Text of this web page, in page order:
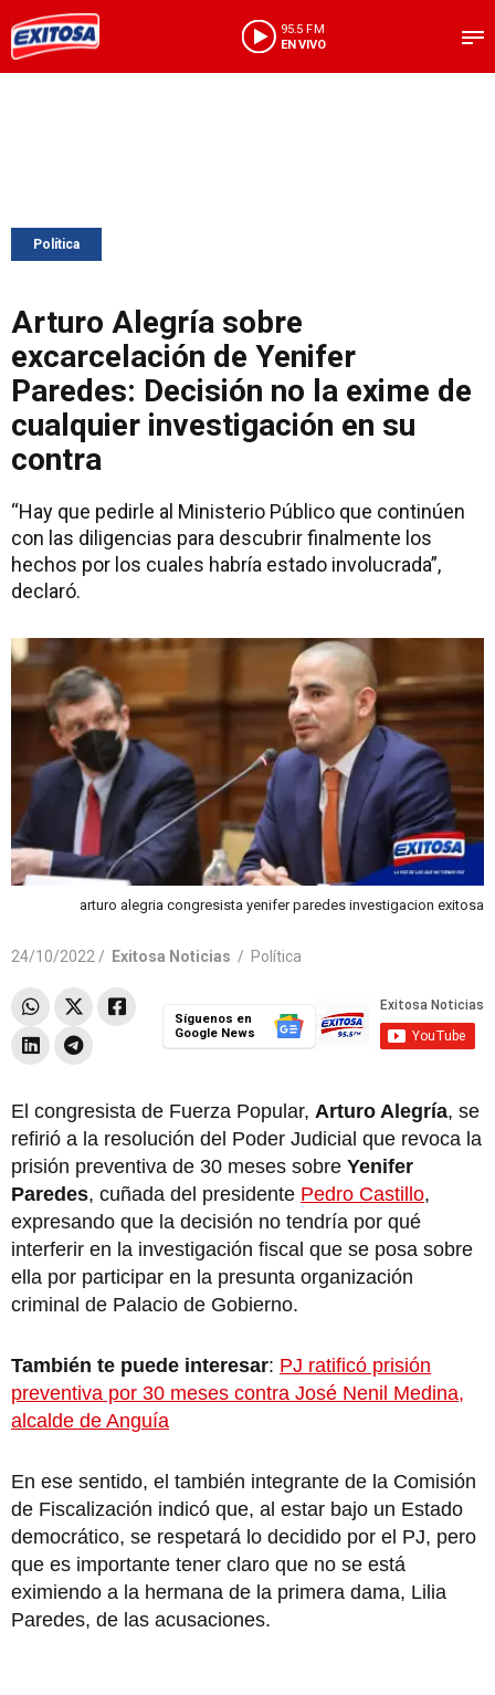
95.5 FM
EN VIVO
Política
Arturo Alegría sobre
excarcelación de Yenifer
Paredes: Decisión no la exime de
cualquier investigación en su
contra
“Hay que pedirle al Ministerio Público que continúen
con las diligencias para descubrir finalmente los
hechos por los cuales habría estado involucrada”,
declaró.
arturo alegria congresista yenifer paredes investigacion exitosa
24/10/2022 / Exitosa Noticias / Política
Síguenos en
Google News
El congresista de Fuerza Popular, Arturo Alegría, se
refirió a la resolución del Poder Judicial que revoca la
prisión preventiva de 30 meses sobre Yenifer
Paredes, cuñada del presidente Pedro Castillo,
expresando que la decisión no tendría por qué
interferir en la investigación fiscal que se posa sobre
ella por participar en la presunta organización
criminal de Palacio de Gobierno.
También te puede interesar: PJ ratificó prisión
preventiva por 30 meses contra José Nenil Medina,
alcalde de Anguía
En ese sentido, el también integrante de la Comisión
de Fiscalización indicó que, al estar bajo un Estado
democrático, se respetará lo decidido por el PJ, pero
que es importante tener claro que no se está
eximiendo a la hermana de la primera dama, Lilia
Paredes, de las acusaciones.